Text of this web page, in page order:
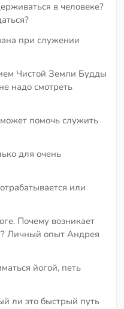
в человеке?
при служении
Чистой Земли Будды
надо смотреть
помочь служить
для очень
или
Почему возникает
Личный опыт Андрея
йогой, петь
ли это быстрый путь